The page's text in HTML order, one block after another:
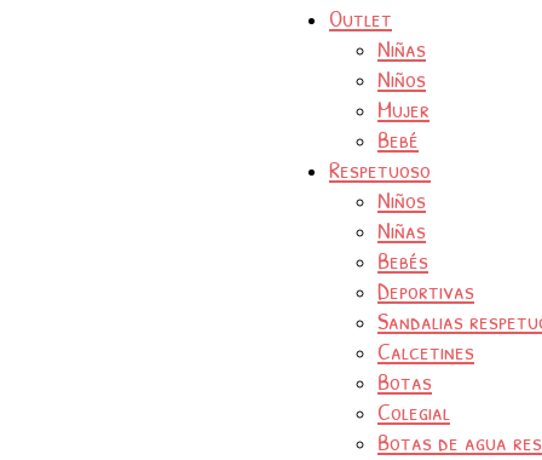
Outlet
Niñas
Niños
Mujer
Bebé
Respetuoso
Niños
Niñas
Bebés
Deportivas
Sandalias
Calcetines
Botas
Colegial
Botas de agua